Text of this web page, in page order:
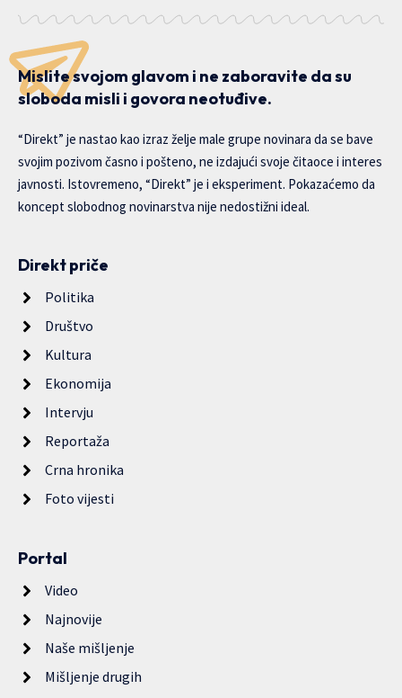
Mislite svojom glavom i ne zaboravite da su
sloboda misli i govora neotuđive.
“Direkt” je nastao kao izraz želje male grupe novinara da se bave
svojim pozivom časno i pošteno, ne izdajući svoje čitaoce i interes
javnosti. Istovremeno, “Direkt” je i eksperiment. Pokazaćemo da
koncept slobodnog novinarstva nije nedostižni ideal.
Direkt priče
Politika
Društvo
Kultura
Ekonomija
Intervju
Reportaža
Crna hronika
Foto vijesti
Portal
Video
Najnovije
Naše mišljenje
Mišljenje drugih